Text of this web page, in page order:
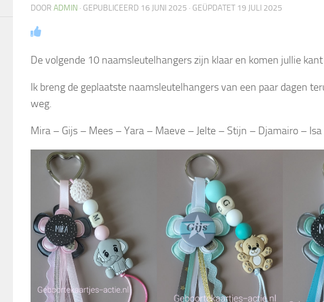
DOOR ADMIN · GEPUBLICEERD 16 JUNI 2025 · GEÜPDATET 19 JULI 2025
De volgende 10 naamsleutelhangers zijn klaar en komen jullie
Ik breng de geplaatste naamsleutelhangers van een paar dagen
weg.
Mira – Gijs – Mees – Yara – Maeve – Jelte – Stijn – Djamairo –